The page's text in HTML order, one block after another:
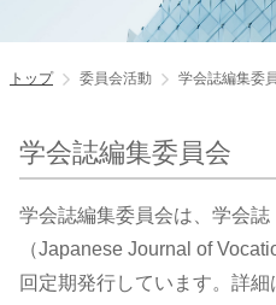
トップ 委員会活動 学会誌編集委
学会誌編集委員会
学会誌編集委員会は、学会誌
（Japanese Journal of
回定期発行しています。詳細